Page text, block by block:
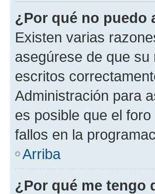
¿Por qué no puedo
Existen varias
asegúrese de que
escritos
Administración para
es posible que el
fallos en la
Arriba
¿Por qué me tengo